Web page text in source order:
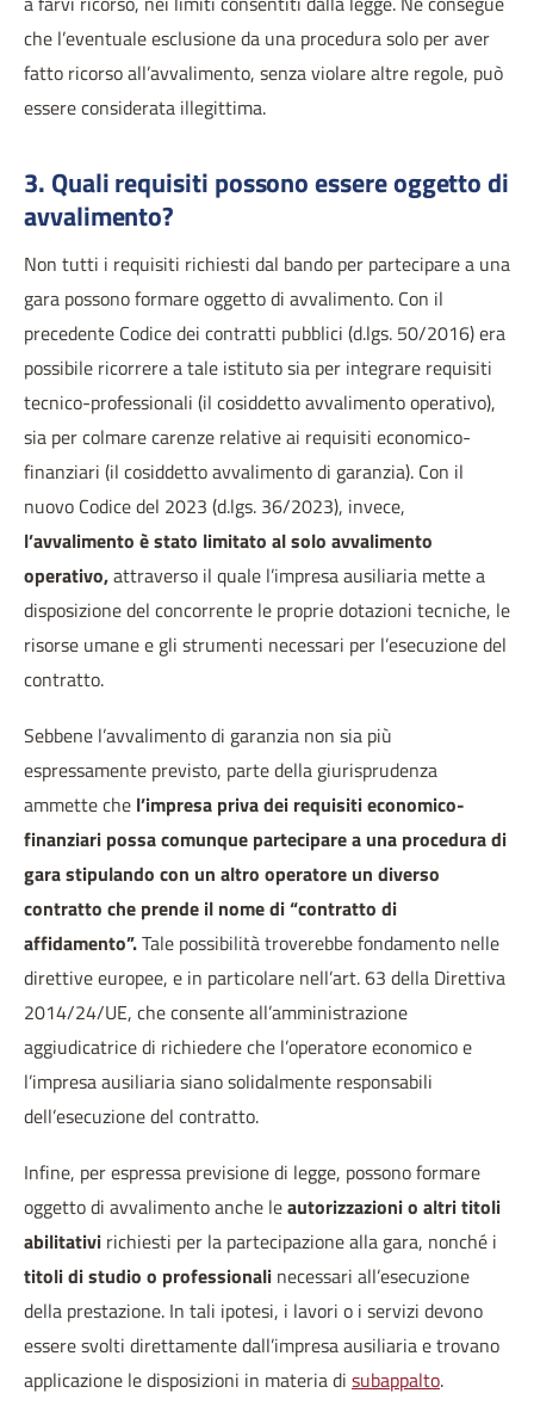
che l’eventuale esclusione da una procedura solo per aver
fatto ricorso all’avvalimento, senza violare altre regole, può
essere considerata illegittima.
3. Quali requisiti possono essere oggetto di
avvalimento?
Non tutti i requisiti richiesti dal bando per partecipare a una
gara possono formare oggetto di avvalimento. Con il
precedente Codice dei contratti pubblici (d.lgs. 50/2016) era
possibile ricorrere a tale istituto sia per integrare requisiti
tecnico-professionali (il cosiddetto avvalimento operativo),
sia per colmare carenze relative ai requisiti economico-
finanziari (il cosiddetto avvalimento di garanzia). Con il
nuovo Codice del 2023 (d.lgs. 36/2023), invece,
l’avvalimento è stato limitato al solo avvalimento
operativo,attraverso il quale l’impresa ausiliaria mette a
disposizione del concorrente le proprie dotazioni tecniche, le
risorse umane e gli strumenti necessari per l’esecuzione del
contratto.
Sebbene l’avvalimento di garanzia non sia più
espressamente previsto, parte della giurisprudenza
ammette che l’impresa priva dei requisiti economico-
finanziari possa comunque partecipare a una procedura di
gara stipulando con un altro operatore un diverso
contratto che prende il nome di “contratto di
affidamento”.Tale possibilità troverebbe fondamento nelle
direttive europee, e in particolare nell’art. 63 della Direttiva
2014/24/UE, che consente all’amministrazione
aggiudicatrice di richiedere che l’operatore economico e
l’impresa ausiliaria siano solidalmente responsabili
dell’esecuzione del contratto.
Infine, per espressa previsione di legge, possono formare
oggetto di avvalimento anche leautorizzazioni o altri titoli
abilitativi richiesti per la partecipazione alla gara, nonché i
titoli di studio o professionali necessari all’esecuzione
della prestazione. In tali ipotesi, i lavori o i servizi devono
essere svolti direttamente dall’impresa ausiliaria e trovano
applicazione le disposizioni in materia di subappalto.